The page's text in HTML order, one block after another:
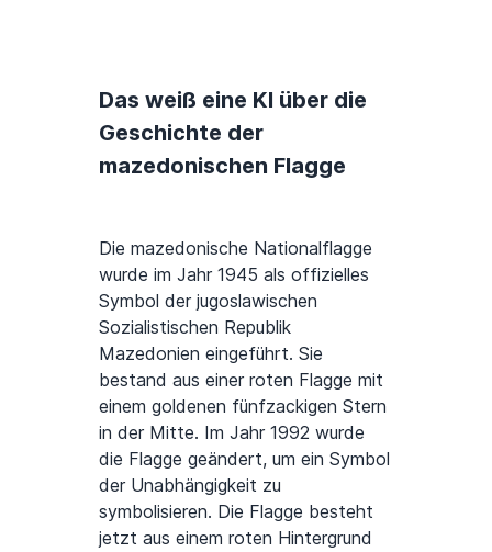
Das weiß eine KI über die
Geschichte der
mazedonischen Flagge
Die mazedonische Nationalflagge
wurde im Jahr 1945 als offizielles
Symbol der jugoslawischen
Sozialistischen Republik
Mazedonien eingeführt. Sie
bestand aus einer roten Flagge mit
einem goldenen fünfzackigen Stern
in der Mitte. Im Jahr 1992 wurde
die Flagge geändert, um ein Symbol
der Unabhängigkeit zu
symbolisieren. Die Flagge besteht
jetzt aus einem roten Hintergrund